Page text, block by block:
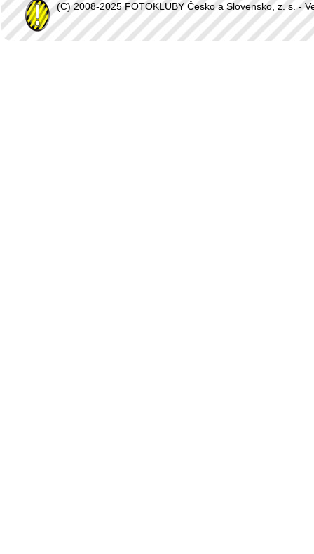
(C) 2008-2025 FOTOKLUBY Česko a Slovensko, z. s. -